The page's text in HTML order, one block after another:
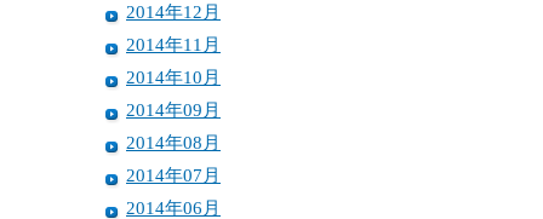
2014年12月
2014年11月
2014年10月
2014年09月
2014年08月
2014年07月
2014年06月